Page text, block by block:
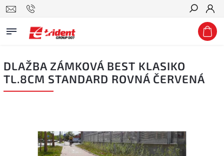
Hledat
DLAŽBA ZÁMKOVÁ BEST KLASIKO
TL.8CM STANDARD ROVNÁ ČERVENÁ